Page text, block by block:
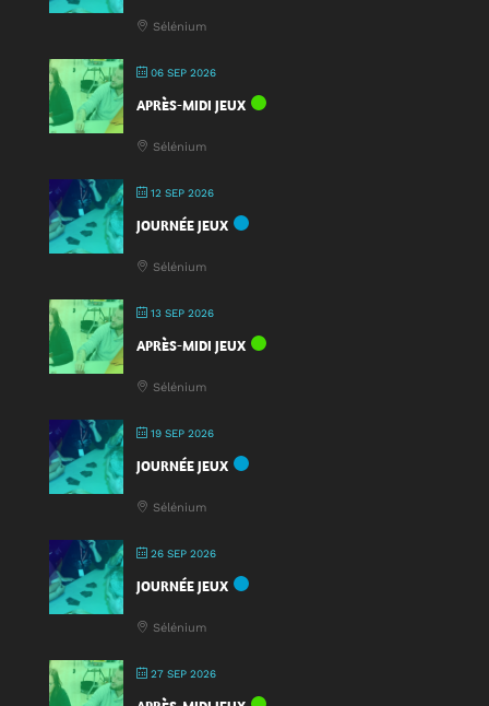
Sélénium
06 SEP 2026
APRÈS-MIDI JEUX
Sélénium
12 SEP 2026
JOURNÉE JEUX
Sélénium
13 SEP 2026
APRÈS-MIDI JEUX
Sélénium
19 SEP 2026
JOURNÉE JEUX
Sélénium
26 SEP 2026
JOURNÉE JEUX
Sélénium
27 SEP 2026